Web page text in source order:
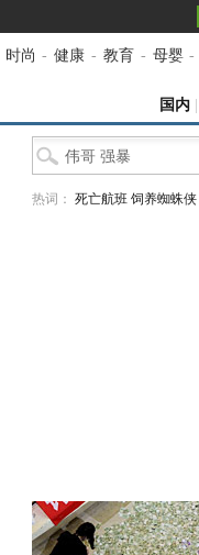
时尚 - 健康 - 教育 - 母婴 -
国内
热词： 死亡航班 饲养蜘蛛侠